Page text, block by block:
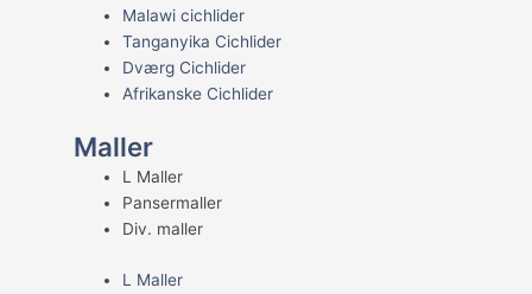
Malawi cichlider
Tanganyika Cichlider
Dværg Cichlider
Afrikanske Cichlider
Maller
L Maller
Pansermaller
Div. maller
L Maller